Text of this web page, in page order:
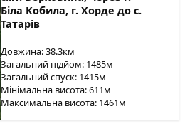
Біла Кобила, г. Хорде до с.
Татарів
Довжина: 38.3км
Загальний підйом: 1485м
Загальний спуск: 1415м
Мінімальна висота: 611м
Максимальна висота: 1461м